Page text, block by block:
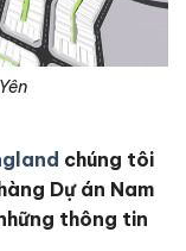
chúng tôi
Dự án Nam
thông tin